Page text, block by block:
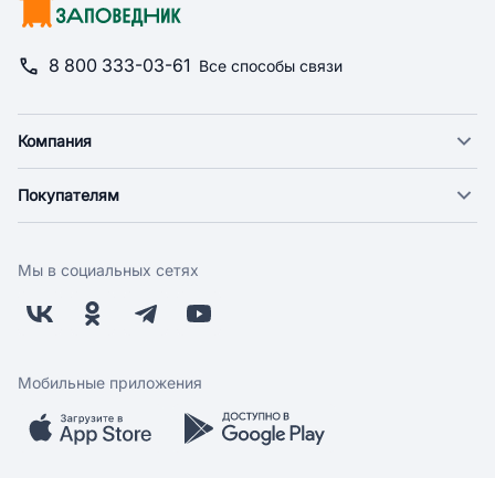
8 800 333-03-61 Все способы связи
Компания
Новости
Поставщикам
Заводчикам
Обратная связь
Покупателям
Оплата
Бонусная программа
Скидки и акции
Мобильное приложение
Мы в социальных сетях
Мобильные приложения